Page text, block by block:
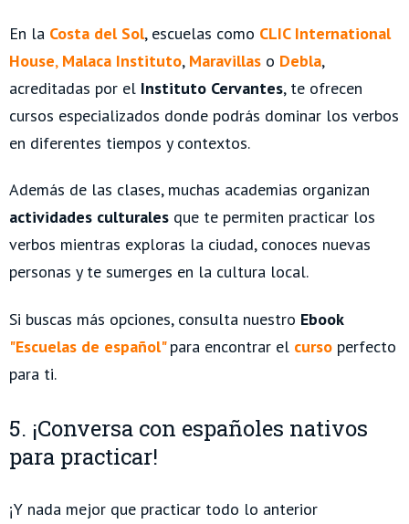
En la Costa del Sol, escuelas como CLIC International
House, Malaca Instituto, Maravillas o Debla,
acreditadas por el Instituto Cervantes, te ofrecen
cursos especializados donde podrás dominar los verbos
en diferentes tiempos y contextos.
Además de las clases, muchas academias organizan
actividades culturales que te permiten practicar los
verbos mientras exploras la ciudad, conoces nuevas
personas y te sumerges en la cultura local.
Si buscas más opciones, consulta nuestro Ebook
"Escuelas de español" para encontrar el curso perfecto
para ti.
5. ¡Conversa con españoles nativos
para practicar!
¡Y nada mejor que practicar todo lo anterior